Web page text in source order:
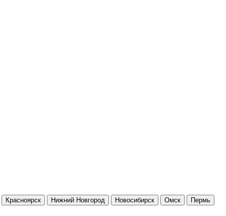
Красноярск Нижний Новгород Новосибирск Омск
Пермь